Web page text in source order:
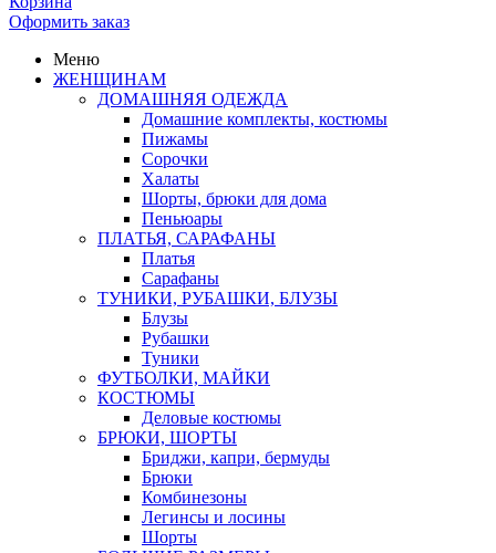
Оформить заказ
Меню
ЖЕНЩИНАМ
ДОМАШНЯЯ ОДЕЖДА
Домашние комплекты, костюмы
Пижамы
Сорочки
Халаты
Шорты, брюки для дома
Пеньюары
ПЛАТЬЯ, САРАФАНЫ
Платья
Сарафаны
ТУНИКИ, РУБАШКИ, БЛУЗЫ
Блузы
Рубашки
Туники
ФУТБОЛКИ, МАЙКИ
КОСТЮМЫ
Деловые костюмы
БРЮКИ, ШОРТЫ
Бриджи, капри, бермуды
Брюки
Комбинезоны
Легинсы и лосины
Шорты